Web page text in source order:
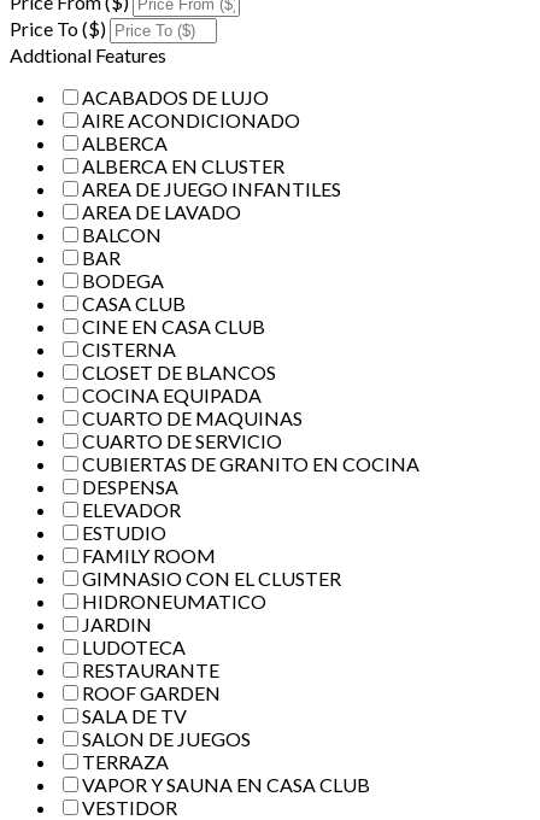
Price To ($)
Addtional Features
ACABADOS DE LUJO
AIRE ACONDICIONADO
ALBERCA
ALBERCA EN CLUSTER
AREA DE JUEGO INFANTILES
AREA DE LAVADO
BALCON
BAR
BODEGA
CASA CLUB
CINE EN CASA CLUB
CISTERNA
CLOSET DE BLANCOS
COCINA EQUIPADA
CUARTO DE MAQUINAS
CUARTO DE SERVICIO
CUBIERTAS DE GRANITO EN COCINA
DESPENSA
ELEVADOR
ESTUDIO
FAMILY ROOM
GIMNASIO CON EL CLUSTER
HIDRONEUMATICO
JARDIN
LUDOTECA
RESTAURANTE
ROOF GARDEN
SALA DE TV
SALON DE JUEGOS
TERRAZA
VAPOR Y SAUNA EN CASA CLUB
VESTIDOR